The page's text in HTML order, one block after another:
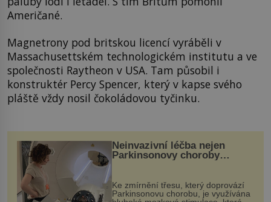
Američané.
Magnetrony pod britskou licencí vyráběli v
Massachusettském technologickém institutu a ve
společnosti Raytheon v USA. Tam působil i
konstruktér Percy Spencer, který v kapse svého
pláště vždy nosil čokoládovou tyčinku.
Neinvazivní léčba nejen
Parkinsonovy choroby
Ke zmírnění třesu, který doprovází
Parkinsonovu chorobu, je využívána